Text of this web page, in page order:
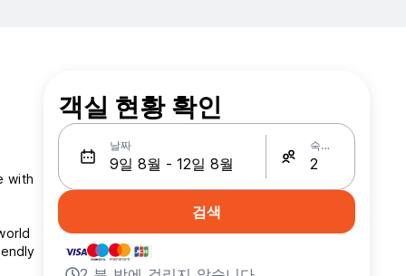
with
객실 현황 확인
날짜 숙박인원
검색